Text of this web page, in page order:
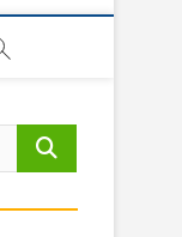
Rechercher